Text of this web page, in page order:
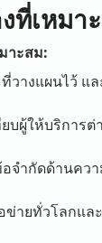
ที่เหมา
าะสม:
วางแผนไว้
บผู้ให้บริการ
จำกัดด้านคว
ายทั่วโลกแล